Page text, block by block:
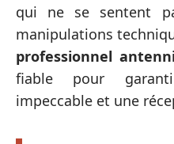
qui ne se sentent
manipulations
professionnel
fiable pour
impeccable et une